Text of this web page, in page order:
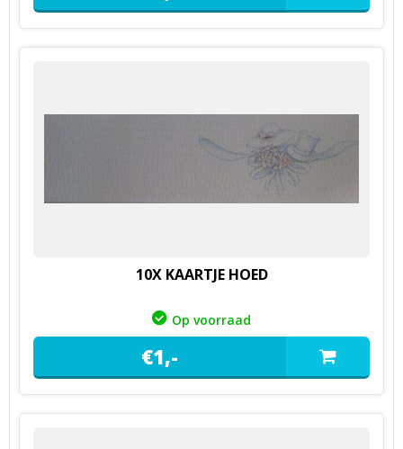
10X KAARTJE HOED
Op voorraad
€1,-